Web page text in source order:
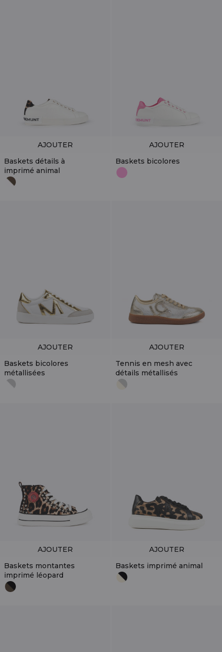
Baskets détails à
imprimé animal
AJOUTER
Baskets bicolores
AJOUTER
Baskets bicolores
métallisées
AJOUTER
Tennis en mesh avec
détails métallisés
AJOUTER
Baskets montantes
imprimé léopard
AJOUTER
Baskets imprimé animal
AJOUTER